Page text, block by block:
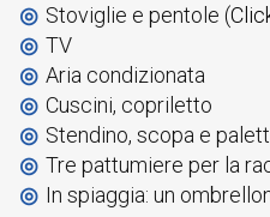
Stoviglie e pentole (
TV
Aria condizionata
Cuscini, copriletto
Stendino, scopa e
Tre pattumiere per la
In spiaggia: un